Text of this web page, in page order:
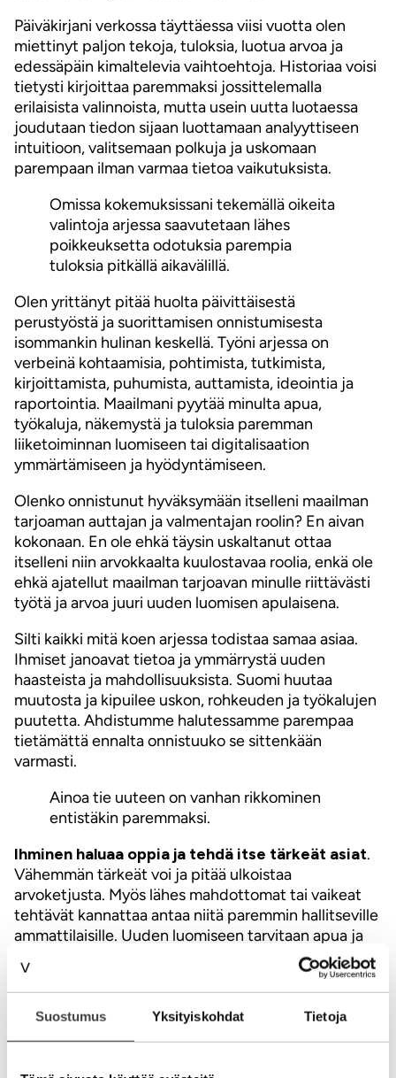
Suostumus Yksityiskohdat Tietoja
Päiväkirjani verkossa täyttäessa viisi vuotta olen
miettinyt paljon tekoja, tuloksia, luotua arvoa ja
edessäpäin kimaltelevia vaihtoehtoja. Historiaa voisi
tietysti kirjoittaa paremmaksi jossittelemalla
erilaisista valinnoista, mutta usein uutta luotaessa
joudutaan tiedon sijaan luottamaan analyyttiseen
intuitioon, valitsemaan polkuja ja uskomaan
parempaan ilman varmaa tietoa vaikutuksista.
Omissa kokemuksissani tekemällä oikeita
valintoja arjessa saavutetaan lähes
poikkeuksetta odotuksia parempia
tuloksia pitkällä aikavälillä.
Olen yrittänyt pitää huolta päivittäisestä
perustyöstä ja suorittamisen onnistumisesta
isommankin hulinan keskellä. Työni arjessa on
verbeinä kohtaamisia, pohtimista, tutkimista,
kirjoittamista, puhumista, auttamista, ideointia ja
raportointia. Maailmani pyytää minulta apua,
työkaluja, näkemystä ja tuloksia paremman
liiketoiminnan luomiseen tai digitalisaation
ymmärtämiseen ja hyödyntämiseen.
Olenko onnistunut hyväksymään itselleni maailman
tarjoaman auttajan ja valmentajan roolin? En aivan
kokonaan. En ole ehkä täysin uskaltanut ottaa
itselleni niin arvokkaalta kuulostavaa roolia, enkä ole
ehkä ajatellut maailman tarjoavan minulle riittävästi
työtä ja arvoa juuri uuden luomisen apulaisena.
Silti kaikki mitä koen arjessa todistaa samaa asiaa.
Ihmiset janoavat tietoa ja ymmärrystä uuden
haasteista ja mahdollisuuksista. Suomi huutaa
muutosta ja kipuilee uskon, rohkeuden ja työkalujen
puutetta. Ahdistumme halutessamme parempaa
tietämättä ennalta onnistuuko se sittenkään
varmasti.
Ainoa tie uuteen on vanhan rikkominen
entistäkin paremmaksi.
Ihminen haluaa oppia ja tehdä itse tärkeät asiat.
Vähemmän tärkeät voi ja pitää ulkoistaa
arvoketjusta. Myös lähes mahdottomat tai vaikeat
tehtävät kannattaa antaa niitä paremmin hallitseville
ammattilaisille. Uuden luomiseen tarvitaan apua ja
hallitsemattomasta avaruudesta.
Oikeilla ääriviivoilla ja kannustuksella ihminen
muutoksille.Parhaimmillaan oivalletaan yhdessä